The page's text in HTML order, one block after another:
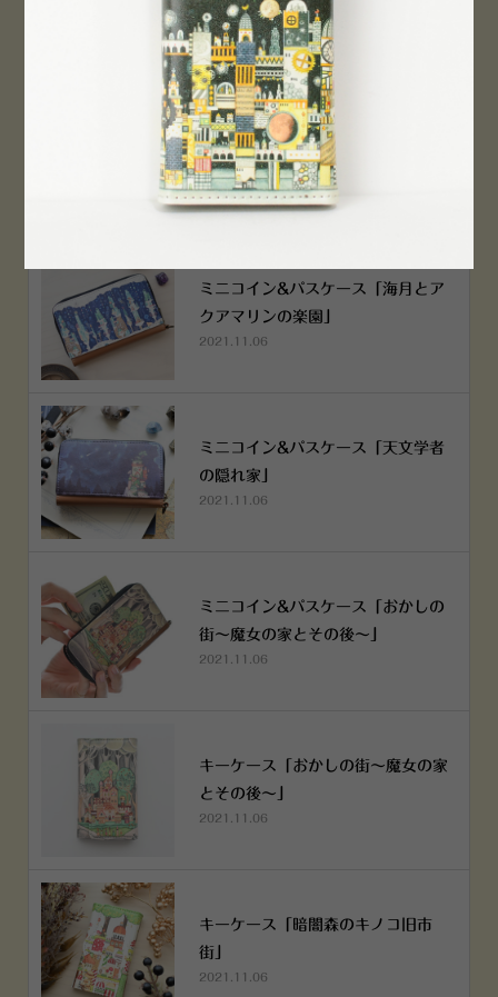
2022.12.05
空想街雑貨店《吉祥寺本店》４月２
５日OPEN!
2022.03.29
ミニコイン&パスケース「海月とア
クアマリンの楽園」
2021.11.06
ミニコイン&パスケース「天文学者
の隠れ家」
2021.11.06
ミニコイン&パスケース「おかしの
街～魔女の家とその後～」
2021.11.06
キーケース「おかしの街～魔女の家
とその後～」
2021.11.06
キーケース「暗闇森のキノコ旧市
街」
2021.11.06